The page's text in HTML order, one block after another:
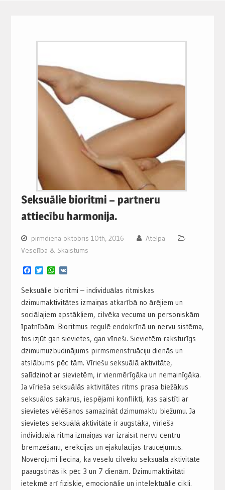
Seksuālie bioritmi – partneru
attiecību harmonija.
pirmdiena oktobris 10th, 2016
Atelpa
Veselība & Skaistums
Facebook
TwitterWhatsApp
VK
Seksuālie bioritmi – individuālas ritmiskas
dzimumaktivitātes izmaiņas atkarībā no ārējiem un
sociālajiem apstākļiem, cilvēka vecuma un personiskām
īpatnībām. Bioritmus regulē endokrīnā un nervu sistēma,
tos izjūt gan sievietes, gan vīrieši. Sievietēm raksturīgs
dzimumuzbudinājums pirmsmenstruāciju dienās un
atslābums pēc tām. Vīriešu seksuālā aktivitāte,
salīdzinot ar sievietēm, ir vienmērīgāka un nemainīgāka.
Ja vīrieša seksuālās aktivitātes ritms prasa biežākus
seksuālos sakarus, iespējami konflikti, kas saistīti ar
sievietes vēlēšanos samazināt dzimumaktu biežumu. Ja
sievietes seksuālā aktivitāte ir augstāka, vīrieša
individuālā ritma izmaiņas var izraisīt nervu centru
bremzēšanu, erekcijas un ejakulācijas traucējumus.
Novērojumi liecina, ka veselu cilvēku seksuālā aktivitāte
paaugstinās ik pēc 3 un 7 dienām. Dzimumaktivitāti
ietekmē arī fiziskie, emocionālie un intelektuālie cikli.